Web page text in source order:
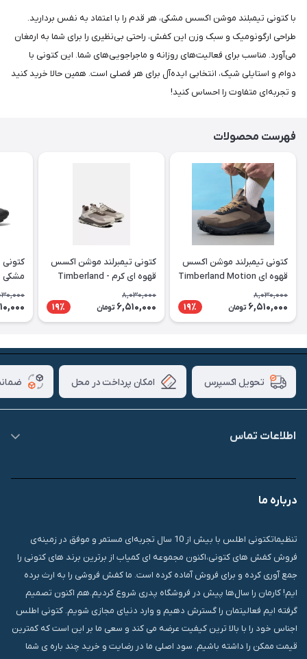
با کتونی تیمبلند موشن اکسس مشکی، هر قدم را با اعتماد به نفس بردارید.
طراحی ارگونومیک و سبک وزن این کفش، راحتی بی‌نظیری را برای شما به ارمغان
می‌آورد. مناسب برای فعالیت‌های روزانه و ماجراجویی‌های شما. این کتونی با
دوام و استایلی شیک، انتخابی ایده‌آل برای هر فصلی است. همین حالا خرید کنید
و تجربه‌ای متفاوت را احساس کنید!
فهرست محصولات
کتونی تیمبرلند موشن اکسس
قهوه ای Timberland Motion
Access
8,030,000
6,510,000 تومان 19٪
کتونی تیمبرلند موشن اکسس
قهوه ای کرم - Timberland
Motion Access
8,030,000
6,510,000 تومان 19٪
تحویل اکسپرس امکان پرداخت در محل
اطلاعات تماس
درباره ما
تنظیماتکتونی اطلس با بیش از 10 سال تجربه‌ای مستمر و موفق در زمینه‌ی
فروش کفش های کتونی،اکنون مجموعه ای کمیاب از برترین برند های کتونی را
جمع آوری کرده و برای فروش آماده کرده است. ما کفش فروشی را به ارث برده
ایم! کارمان را سال‌ها پیش در فروشگاه پدری شروع کردیم.هم اکنون تصمیم
گرفته ایم فعالیتمان را گسترش دهیم و وارد دنیای مجازی شویم. کتونی اطلس
اجناس خود را با بالا ترین کیفیت عرضه می کند و سعی ما بر این است که کمترین
قیمت ممکن را داشته باشیم. سود اصلی ما در رضایت و خرید چند باره ی شما